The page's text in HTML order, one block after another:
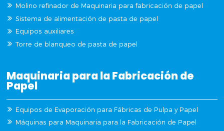
Molino refinador de Maquinaria para fabricación de papel
Sistema de alimentación de pasta de papel
Equipos auxiliares
Torre de blanqueo de pasta de papel
Maquinaria para la Fabricación de
Papel
Equipos de Evaporación para Fábricas de Pulpa y Papel
Máquinas para Maquinaria para la Fabricación de Papel